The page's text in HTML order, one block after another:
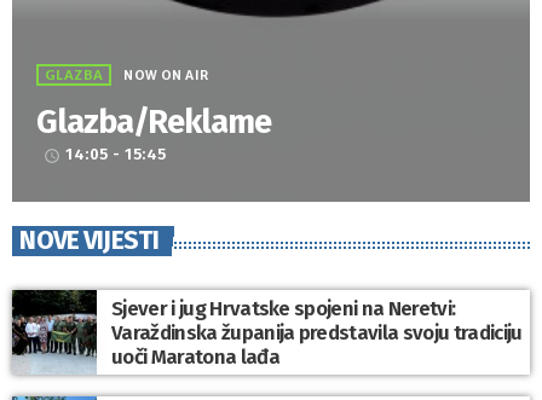
GLAZBA NOW ON AIR
Glazba/Reklame
access_time 14:05 - 15:45
NOVE VIJESTI
Sjever i jug Hrvatske spojeni na Neretvi:
Varaždinska županija predstavila svoju tradiciju
uoči Maratona lađa